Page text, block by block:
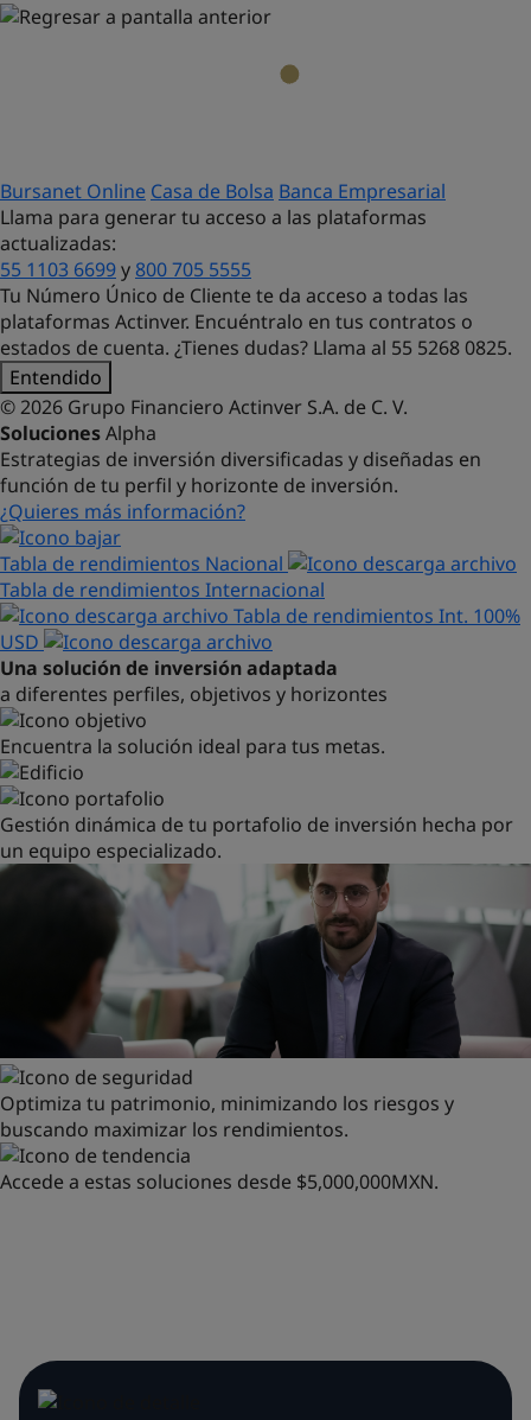
Bursanet Online Casa de Bolsa Banca Empresarial
Llama para generar tu acceso a las plataformas
actualizadas:
55 1103 6699y 800 705 5555
Tu Número Único de Cliente te da acceso a todas las
plataformas Actinver. Encuéntralo en tus contratos o
estados de cuenta. ¿Tienes dudas? Llama al 55 5268 0825.
Entendido
© 2026 Grupo Financiero Actinver S.A. de C. V.
SolucionesAlpha
Estrategias de inversión diversificadas y diseñadas en
función de tu perfil y horizonte de inversión.
¿Quieres más información?
Tabla de rendimientos Nacional
Tabla de rendimientos Internacional
Tabla de rendimientos Int. 100%
USD
Una solución de inversión adaptada
a diferentes perfiles, objetivos y horizontes
Encuentra la solución ideal para tus metas.
Gestión dinámica de tu portafolio de inversión hecha por
un equipo especializado.
Optimiza tu patrimonio, minimizando los riesgos y
buscando maximizar los rendimientos.
Accede a estas soluciones desde $5,000,000MXN.